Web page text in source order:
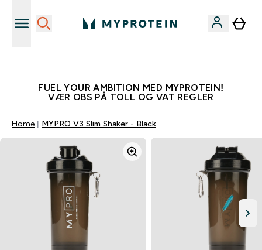
FUEL YOUR AMBITION MED MYPROTEIN!
VÆR OBS PÅ TOLL OG VAT REGLER
Home MYPRO V3 Slim Shaker - Black